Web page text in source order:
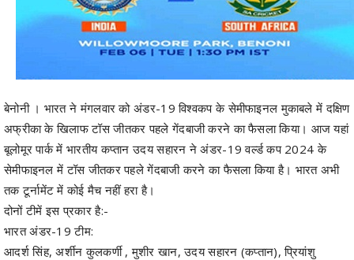
बेनोनी । भारत ने मंगलवार को अंडर-19 विश्वकप के सेमीफाइनल मुकाबले में दक्षिण
अफ्रीका के खिलाफ टॉस जीतकर पहले गेंदबाजी करने का फैसला किया। आज यहां
बूलोमूर पार्क में भारतीय कप्तान उदय सहारन ने अंडर-19 वर्ल्ड कप 2024 के
सेमीफाइनल में टॉस जीतकर पहले गेंदबाजी करने का फैसला किया है। भारत अभी
तक टूर्नामेंट में कोई मैच नहीं हरा है।
दोनों टीमें इस प्रकार है:-
भारत अंडर-19 टीम:
आदर्श सिंह, अर्शीन कुलकर्णी , मुशीर खान, उदय सहारन (कप्तान), प्रियांशु